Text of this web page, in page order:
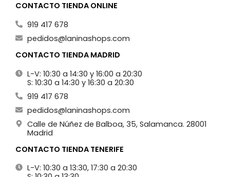
CONTACTO TIENDA ONLINE
919 417 678
pedidos@laninashops.com
CONTACTO TIENDA MADRID
L-V: 10:30 a 14:30 y 16:00 a 20:30
S: 10:30 a 14:30 y 16:30 a 20:30
919 417 678
pedidos@laninashops.com
Calle de Núñez de Balboa, 35, Salamanca. 28001
Madrid
CONTACTO TIENDA TENERIFE
L-V: 10:30 a 13:30, 17:30 a 20:30